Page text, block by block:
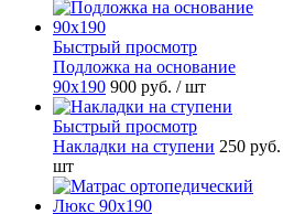
Быстрый просмотр
Подложка на основание
90х190 900 руб. / шт
Быстрый просмотр
Накладки на ступени 250 руб.
шт